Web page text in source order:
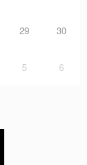
29 30
5 6